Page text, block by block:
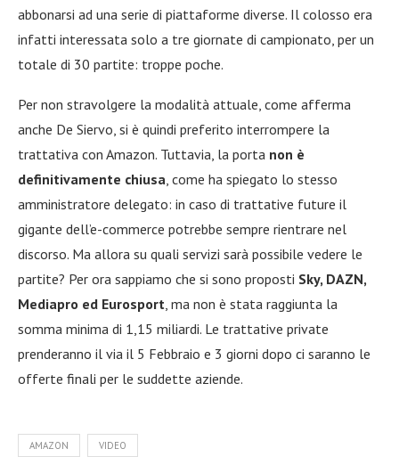
abbonarsi ad una serie di piattaforme diverse. Il colosso era
infatti interessata solo a tre giornate di campionato, per un
totale di 30 partite: troppe poche.
Per non stravolgere la modalità attuale, come afferma
anche De Siervo, si è quindi preferito interrompere la
trattativa con Amazon. Tuttavia, la porta non è
definitivamente chiusa, come ha spiegato lo stesso
amministratore delegato: in caso di trattative future il
gigante dell’e-commerce potrebbe sempre rientrare nel
discorso. Ma allora su quali servizi sarà possibile vedere le
partite? Per ora sappiamo che si sono proposti Sky, DAZN,
Mediapro ed Eurosport, ma non è stata raggiunta la
somma minima di 1,15 miliardi. Le trattative private
prenderanno il via il 5 Febbraio e 3 giorni dopo ci saranno le
offerte finali per le suddette aziende.
AMAZON VIDEO